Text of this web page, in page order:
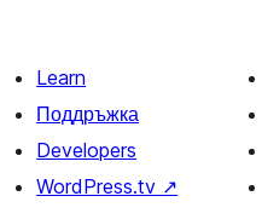
Learn
Поддръжка
Developers
WordPress.tv ↗